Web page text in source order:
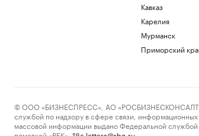
Кавказ
Карелия
Мурманск
Приморский
© ООО «БИЗНЕСПРЕСС», АО
службой по надзору в сфере связи,
массовой информации выдано Федеральной